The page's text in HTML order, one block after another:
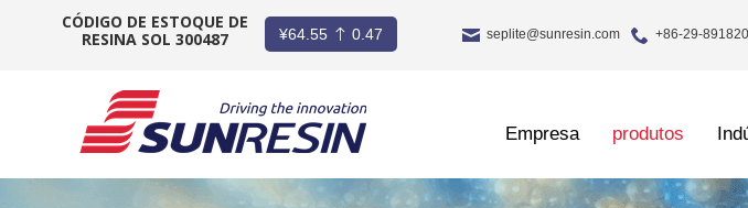
CÓDIGO DE ESTOQUE DE
RESINA SOL 300487
¥64.55 0.47 seplite@sunresin.com +86-29-
Empresa produtos